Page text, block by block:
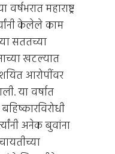
महाराष्ट्र
केलेले काम
सततच्या
खटल्यात
आरोपींवर
या वर्षात
अनेक बुवांना